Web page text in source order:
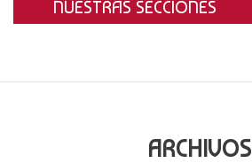
NUESTRAS SECCIONES
LA OPALINA
ARCHIVOS